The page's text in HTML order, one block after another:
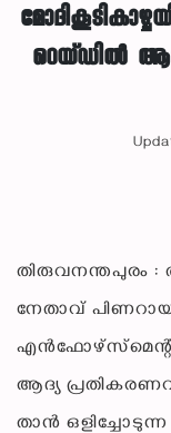
റെയ്‌ഡിൽ
തിരുവനന്തപുരം :
നേതാവ്
എൻഫോഴ്‌സ്‌മെന്റ്
ആദ്യ
താൻ